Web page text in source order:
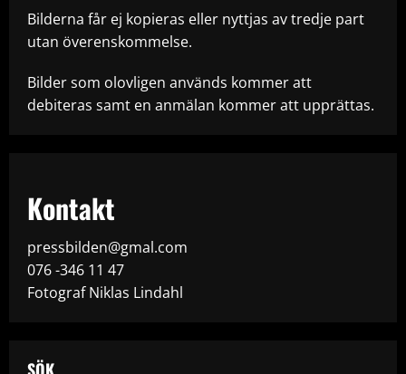
Bilderna får ej kopieras eller nyttjas av tredje part
utan överenskommelse.
Bilder som olovligen används kommer att
debiteras samt en anmälan kommer att upprättas.
Kontakt
pressbilden@gmal.com
076 -346 11 47
Fotograf Niklas Lindahl